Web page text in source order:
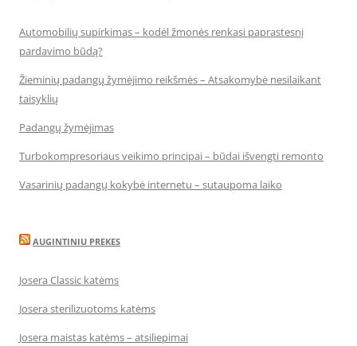
Automobilių supirkimas – kodėl žmonės renkasi paprastesnį
pardavimo būdą?
Žieminių padangų žymėjimo reikšmės – Atsakomybė nesilaikant
taisyklių
Padangų žymėjimas
Turbokompresoriaus veikimo principai – būdai išvengti remonto
Vasarinių padangų kokybė internetu – sutaupoma laiko
AUGINTINIU PREKES
Josera Classic katėms
Josera sterilizuotoms katėms
Josera maistas katėms – atsiliepimai